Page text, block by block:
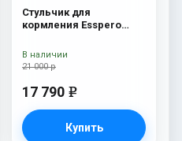
Стульчик для
кормления Esspero
21 000 р
17 790 e
Купить
В наличии